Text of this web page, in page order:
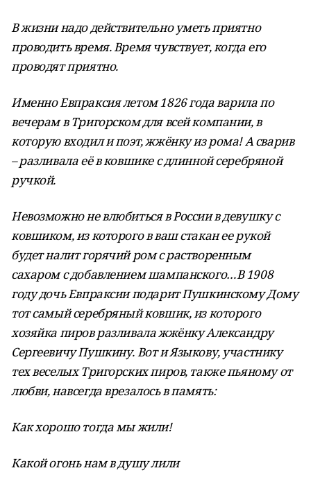
В жизни надо действительно уметь приятно
проводить время. Время чувствует, когда его
проводят приятно.
Именно Евпраксия летом 1826 года варила по
вечерам в Тригорском для всей компании, в
которую входил и поэт, жжёнку из рома! А сварив
– разливала её в ковшике с длинной серебряной
ручкой.
Невозможно не влюбиться в России в девушку с
ковшиком, из которого в ваш стакан ее рукой
будет налит горячий ром с растворенным
сахаром с добавлением шампанского…В 1908
году дочь Евпраксии подарит Пушкинскому Дому
тот самый серебряный ковшик, из которого
хозяйка пиров разливала жжёнку Александру
Сергеевичу Пушкину. Вот и Языкову, участнику
тех веселых Тригорских пиров, также пьяному от
любви, навсегда врезалось в память:
Как хорошо тогда мы жили!
Какой огонь нам в душу лили